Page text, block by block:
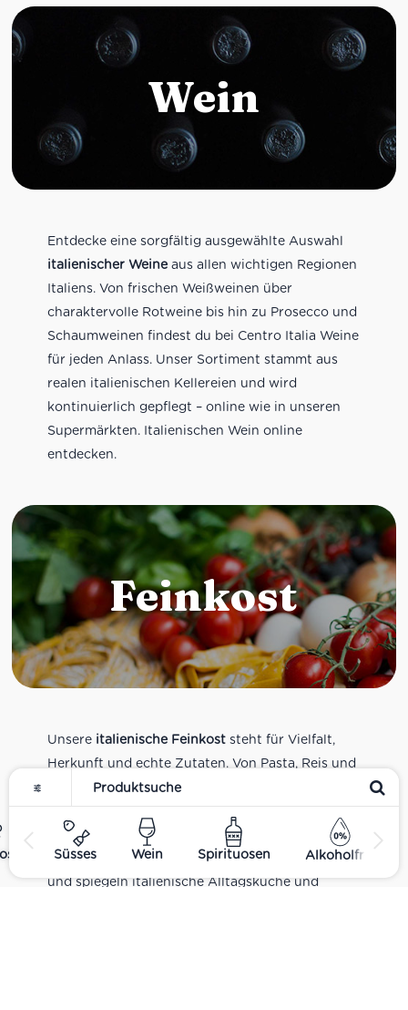
Süsses Wein Spirituosen Alkoholfrei
Wein
Entdecke eine sorgfältig ausgewählte Auswahl
italienischer Weineaus allen wichtigen Regionen
Italiens. Von frischen Weißweinen über
charaktervolle Rotweine bis hin zu Prosecco und
Schaumweinen findest du bei Centro Italia Weine
für jeden Anlass. Unser Sortiment stammt aus
realen italienischen Kellereien und wird
kontinuierlich gepflegt – online wie in unseren
Supermärkten. Italienischen Wein online
entdecken.
Feinkost
Unsere italienische Feinkoststeht für Vielfalt,
Herkunft und echte Zutaten. Von Pasta, Reis und
Tomatensaucen über Olivenöl, Antipasti und
Pesto bis zu Balsamico und Spezialitäten aus
verschiedenen Regionen Italiens. Alle Produkte
sind Teil unseres realen Supermarkt-Sortiments
und spiegeln italienische Alltagsküche und